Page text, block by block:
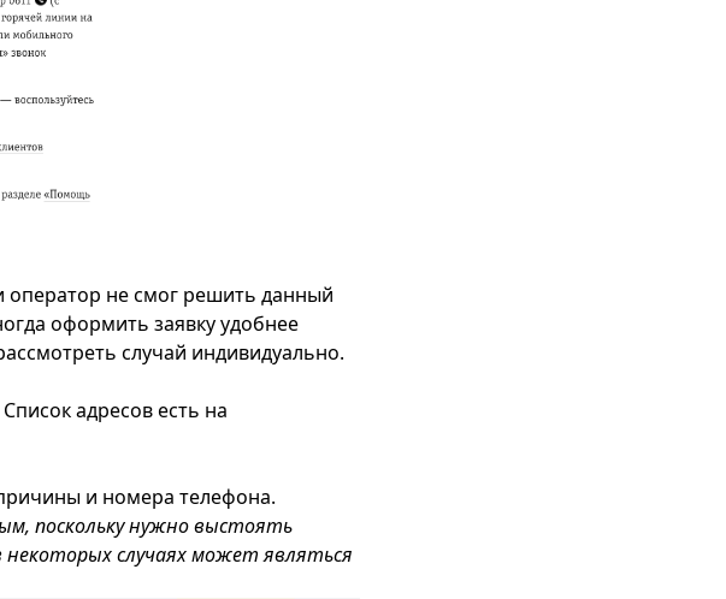
оператор не смог решить данный
оформить заявку удобнее
случай индивидуально.
адресов есть на
и номера телефона.
поскольку нужно выстоять
некоторых случаях может являться